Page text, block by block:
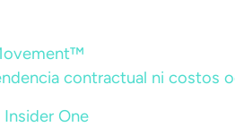
contractual ni costos
One